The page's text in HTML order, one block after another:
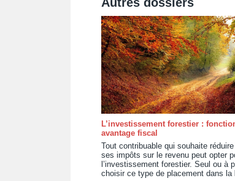
L’investissement forestier :
avantage fiscal
Tout contribuable qui souhaite
ses impôts sur le revenu peut opter
l’investissement forestier. Seul ou à
choisir ce type de placement dans la